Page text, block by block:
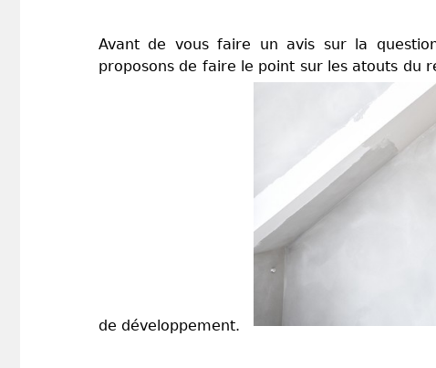
Avant de vous faire un avis sur la
proposons de faire le point sur les atouts du
de développement.